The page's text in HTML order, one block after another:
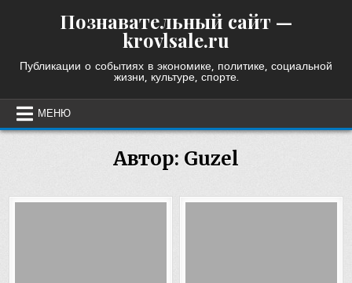
Познавательный сайт —
krovlsale.ru
Публикации о событиях в экономике, политике, социальной
жизни, культуре, спорте.
МЕНЮ
Автор: Guzel